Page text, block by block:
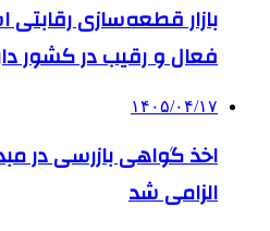
فعال و رقیب در کشور
۱۴۰۵/۰۴/۱۷
اخذ گواهی بازرسی در
الزامی شد